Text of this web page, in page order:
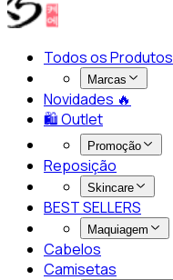
Todos os Produtos
Marcas
Novidades 🔥​
🛍️ Outlet
Promoção
Reposição
Skincare
BEST SELLERS
Maquiagem
Cabelos
Camisetas